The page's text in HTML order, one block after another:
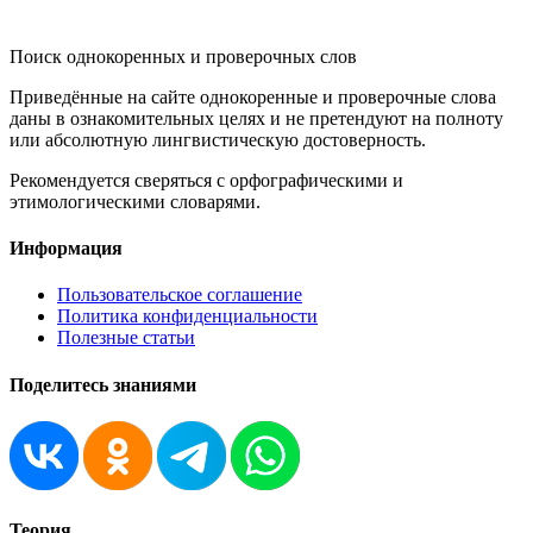
Поиск однокоренных и проверочных слов
Приведённые на сайте однокоренные и проверочные слова
даны в ознакомительных целях и не претендуют на полноту
или абсолютную лингвистическую достоверность.
Рекомендуется сверяться с орфографическими и
этимологическими словарями.
Информация
Пользовательское соглашение
Политика конфиденциальности
Полезные статьи
Поделитесь знаниями